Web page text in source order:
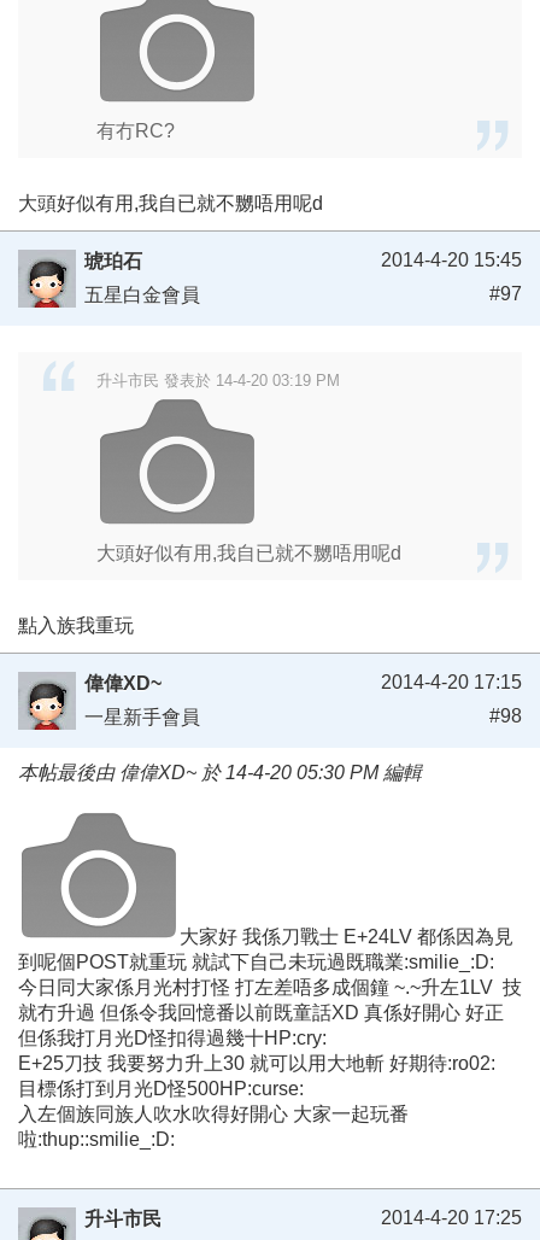
有冇RC?
大頭好似有用,我自已就不嬲唔用呢d
琥珀石
五星白金會員
2014-4-20 15:45
#97
升斗市民 發表於 14-4-20 03:19 PM
大頭好似有用,我自已就不嬲唔用呢d
點入族我重玩
偉偉XD~
一星新手會員
2014-4-20 17:15
#98
本帖最後由 偉偉XD~ 於 14-4-20 05:30 PM 編輯
大家好 我係刀戰士 E+24LV 都係因為見
到呢個POST就重玩 就試下自己未玩過既職業:smilie_:D:
今日同大家係月光村打怪 打左差唔多成個鐘 ~.~升左1LV 技
就冇升過 但係令我回憶番以前既童話XD 真係好開心 好正
但係我打月光D怪扣得過幾十HP:cry:
E+25刀技 我要努力升上30 就可以用大地斬 好期待:ro02:
目標係打到月光D怪500HP:curse:
入左個族同族人吹水吹得好開心 大家一起玩番
啦:thup::smilie_:D:
升斗市民
2014-4-20 17:25